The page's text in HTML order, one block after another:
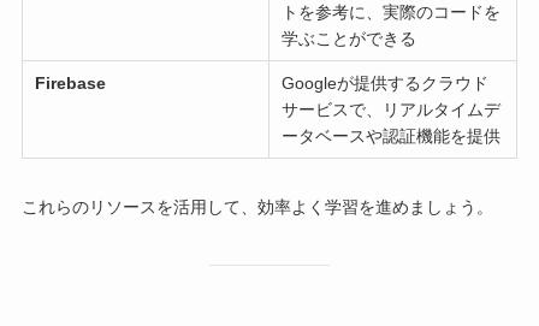
トを参考に、実際のコードを
学ぶことができる
Firebase
Googleが提供するクラウド
サービスで、リアルタイムデ
ータベースや認証機能を提供
これらのリソースを活用して、効率よく学習を進めましょう。